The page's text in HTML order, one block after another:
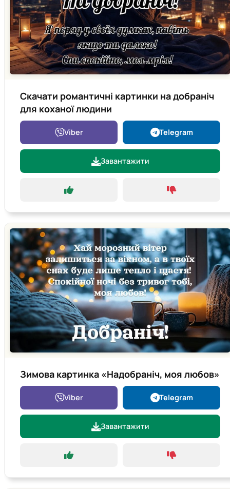
Скачати романтичні картинки на добраніч
для коханої людини
Viber Telegram
Завантажити
Зимова картинка «Надобраніч, моя любов»
Viber Telegram
Завантажити